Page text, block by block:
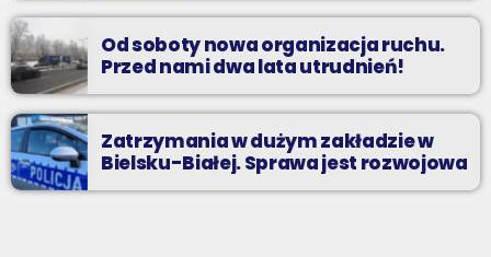
Od soboty nowa organizacja ruchu.
Przed nami dwa lata utrudnień!
Zatrzymania w dużym zakładzie w
Bielsku-Białej. Sprawa jest rozwojowa